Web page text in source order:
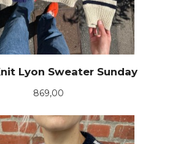
Lyon Sweater Sunday
Pris
869,00